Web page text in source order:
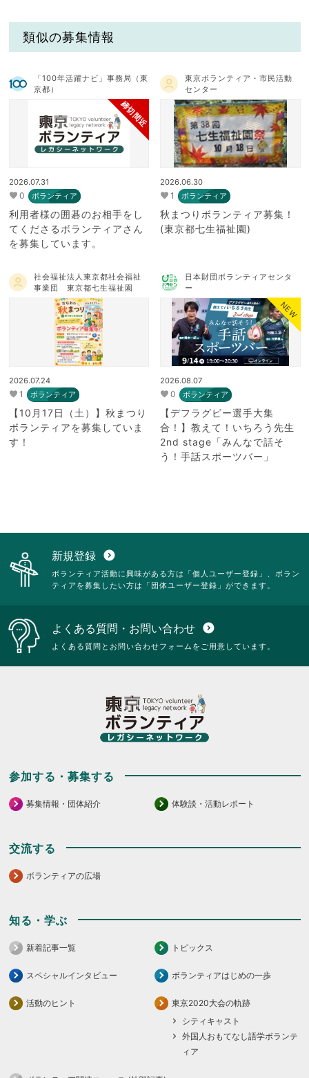
類似の募集情報
「100年活躍ナビ」事務局（東
京都）
締切間近
2026.07.31
0 ボランティア
利用者様の囲碁のお相手をし
てくださるボランティアさん
を募集しています。
東京ボランティア・市民活動
センター
2026.06.30
1 ボランティア
秋まつりボランティア募集！
(東京都七生福祉園)
社会福祉法人東京都社会福祉
事業団 東京都七生福祉園
2026.07.24
1 ボランティア
【10月17日（土）】秋まつり
ボランティアを募集していま
す！
日本財団ボランティアセンタ
ー
NEW
2026.08.07
0 ボランティア
【デフラグビー選手大集
合！】教えて！いちろう先生
2nd stage「みんなで話そ
う！手話スポーツバー」
新規登録 expand_circle_down
ボランティア活動に興味がある方は「個人ユーザー登録」、ボラン
ティアを募集したい方は「団体ユーザー登録」ができます。
よくある質問・お問い合わせ expand_circle_down
よくある質問とお問い合わせフォームをご用意しています。
参加する・募集する
募集情報・団体紹介 体験談・活動レポート
交流する
ボランティアの広場
知る・学ぶ
新着記事一覧 トピックス
スペシャルインタビュー ボランティアはじめの一歩
活動のヒント
東京2020大会の軌跡
シティキャスト
外国人おもてなし語学ボランテ
ィア